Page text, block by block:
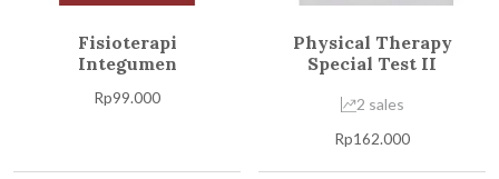
Fisioterapi
Integumen
Rp99.000
Physical Therapy
Special Test II
2 sales
Rp162.000